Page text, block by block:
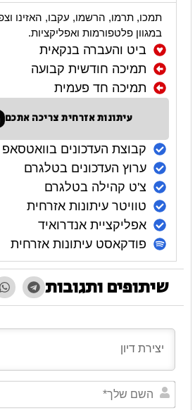
תמכו, תרמו, הרשמו, עקבו, האזינו
במגוון פלטפורמות ואפליקציות.
ביט והעברה בנקאית
תמיכה חודשית קבועה
תמיכה חד פעמית
עיתונות אזרחית צריכה אתכם
קבוצת העדכונים בוואטסאפ
ערוץ העדכונים בטלגרם
צ'ט קהילה בטלגרם
טוויטר עיתונות אזרחית
אפליקציית אנדרואיד
פודקאסט עיתונות אזרחית
שיתופים ותגובות